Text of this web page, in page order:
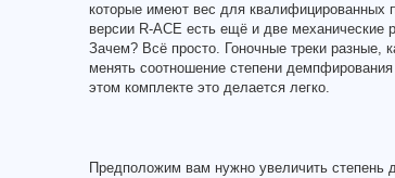
которые имеют вес для квалифицированных
версии R-ACE есть ещё и две механические
Зачем? Всё просто. Гоночные треки разные,
менять соотношение степени
этом комплекте это делается легко.
Предположим вам нужно увеличить степень